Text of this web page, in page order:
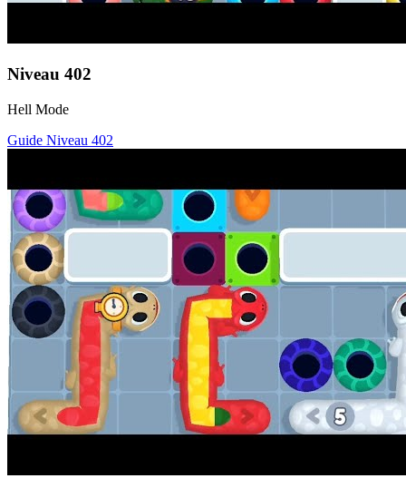
Niveau 402
Hell Mode
Guide Niveau 402